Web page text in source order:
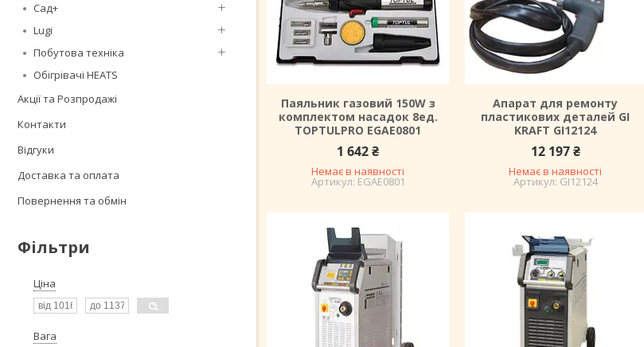
Сад+
Lugi
Побутова техніка
Обігрівачі HEATS
Акції та Розпродажі
Контакти
Відгуки
Доставка та оплата
Повернення та обмін
Фільтри
Ціна
Вага
Паяльник газовий 150W з
комплектом насадок 8ед.
TOPTULPRO EGAE0801
1 642 ₴
Немає в наявності
EGAE0801
Апарат для ремонту
пластикових деталей GI
KRAFT GI12124
12 197 ₴
Немає в наявності
GI12124